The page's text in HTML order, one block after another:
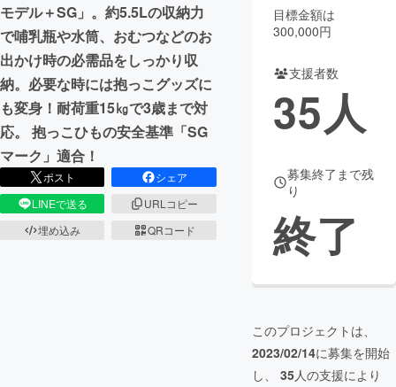
モデル＋SG」。約5.5Lの収納力
で哺乳瓶や水筒、おむつなどのお
出かけ時の必需品をしっかり収
納。必要な時には抱っこグッズに
も変身！耐荷重15㎏で3歳まで対
応。 抱っこひもの安全基準「SG
マーク」適合！
ポスト
シェア
LINEで送る
URLコピー
埋め込み
QRコード
目標金額は
300,000円
支援者数
35人
募集終了まで残
り
終了
このプロジェクトは、
2023/02/14に募集を開始
し、 35人の支援により